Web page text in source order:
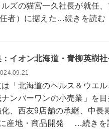
ズの猫宮一久社長が就任
者）に据えた…続きを読む
：イオン北海道・青柳英樹
「北海道のヘルス＆ウエ
ンバーワンの小売業」を
、西友9店舗の承継、中長
産地・商品開発 …続きを